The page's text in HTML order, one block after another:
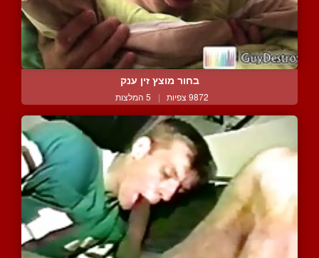
בחור מוצץ זין ענק
9872 צפיות | 5 המלצות